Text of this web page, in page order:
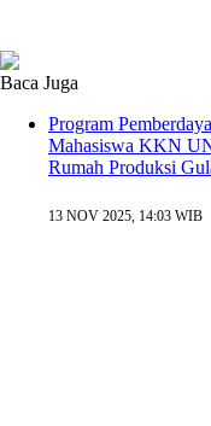
Baca Juga
Program
Mahasiswa KKN
Rumah Produksi
13 NOV 2025, 14:03 WIB